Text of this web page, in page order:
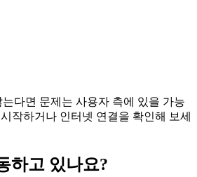
는다면 문제는 사용자 측에 있을 가능
작하거나 인터넷 연결을 확인해 보세
하고 있나요?